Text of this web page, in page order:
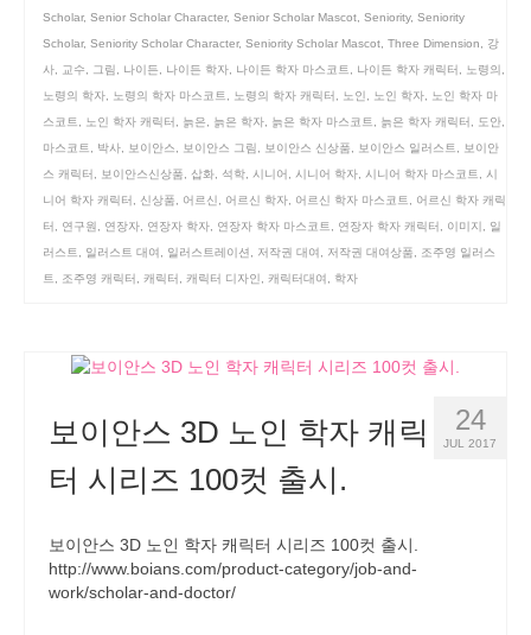
Scholar, Senior Scholar Character, Senior Scholar Mascot, Seniority, Seniority
Scholar, Seniority Scholar Character, Seniority Scholar Mascot, Three Dimension, 강
사, 교수, 그림, 나이든, 나이든 학자, 나이든 학자 마스코트, 나이든 학자 캐릭터, 노령의,
노령의 학자, 노령의 학자 마스코트, 노령의 학자 캐릭터, 노인, 노인 학자, 노인 학자 마
스코트, 노인 학자 캐릭터, 늙은, 늙은 학자, 늙은 학자 마스코트, 늙은 학자 캐릭터, 도안,
마스코트, 박사, 보이안스, 보이안스 그림, 보이안스 신상품, 보이안스 일러스트, 보이안
스 캐릭터, 보이안스신상품, 삽화, 석학, 시니어, 시니어 학자, 시니어 학자 마스코트, 시
니어 학자 캐릭터, 신상품, 어르신, 어르신 학자, 어르신 학자 마스코트, 어르신 학자 캐릭
터, 연구원, 연장자, 연장자 학자, 연장자 학자 마스코트, 연장자 학자 캐릭터, 이미지, 일
러스트, 일러스트 대여, 일러스트레이션, 저작권 대여, 저작권 대여상품, 조주영 일러스
트, 조주영 캐릭터, 캐릭터, 캐릭터 디자인, 캐릭터대여, 학자
24
JUL 2017
보이안스 3D 노인 학자 캐릭
터 시리즈 100컷 출시.
보이안스 3D 노인 학자 캐릭터 시리즈 100컷 출시.
http://www.boians.com/product-category/job-and-
work/scholar-and-doctor/